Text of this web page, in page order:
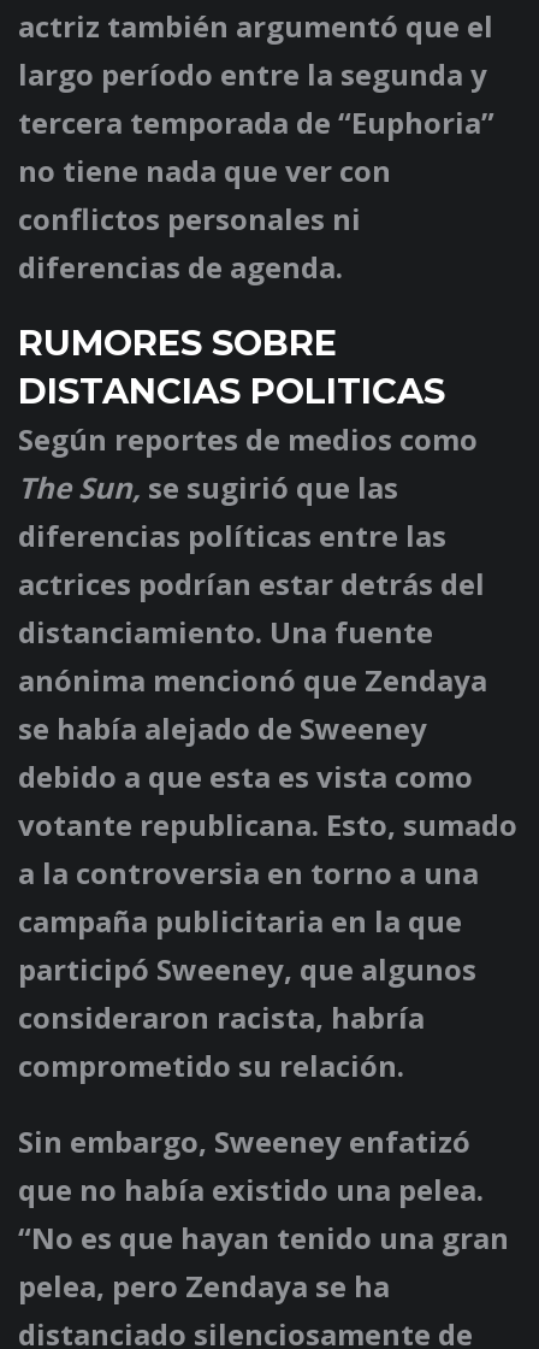
actriz también argumentó que el
largo período entre la segunda y
tercera temporada de “Euphoria”
no tiene nada que ver con
conflictos personales ni
diferencias de agenda.
RUMORES SOBRE
DISTANCIAS POLITICAS
Según reportes de medios como
The Sun, se sugirió que las
diferencias políticas entre las
actrices podrían estar detrás del
distanciamiento. Una fuente
anónima mencionó que Zendaya
se había alejado de Sweeney
debido a que esta es vista como
votante republicana. Esto, sumado
a la controversia en torno a una
campaña publicitaria en la que
participó Sweeney, que algunos
consideraron racista, habría
comprometido su relación.
Sin embargo, Sweeney enfatizó
que no había existido una pelea.
“No es que hayan tenido una gran
pelea, pero Zendaya se ha
distanciado silenciosamente de